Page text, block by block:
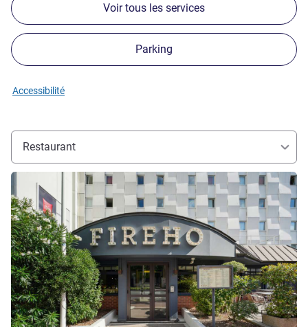
Voir tous les services
Parking
Accessibilité
Restaurant
Voir les détails